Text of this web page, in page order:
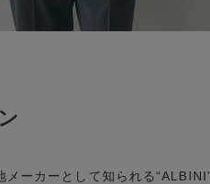
ーカーとして知られる